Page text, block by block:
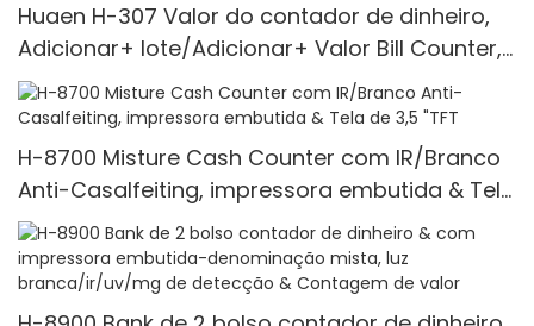
Huaen H-307 Valor do contador de dinheiro,
Adicionar+ lote/Adicionar+ Valor Bill Counter,
UV/Mg/Ir/Mt Detecção, 1100 Bills/Min, com
exibição de LCD
H-8700 Misture Cash Counter com IR/Branco
Anti-Casalfeiting, impressora embutida & Tela
de 3,5 "TFT